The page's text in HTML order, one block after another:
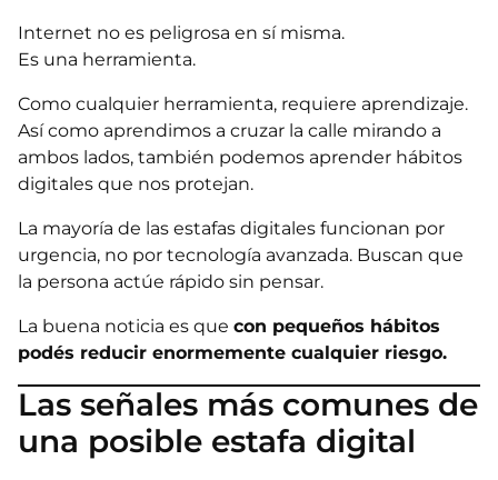
Internet no es peligrosa en sí misma.
Es una herramienta.
Como cualquier herramienta, requiere aprendizaje.
Así como aprendimos a cruzar la calle mirando a
ambos lados, también podemos aprender hábitos
digitales que nos protejan.
La mayoría de las estafas digitales funcionan por
urgencia, no por tecnología avanzada. Buscan que
la persona actúe rápido sin pensar.
La buena noticia es que con pequeños hábitos
podés reducir enormemente cualquier riesgo.
Las señales más comunes de
una posible estafa digital